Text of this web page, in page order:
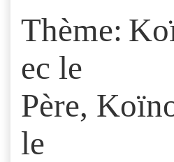
Thème:
ec le
Père,
le